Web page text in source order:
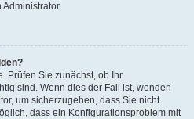
Prüfen Sie zunächst, ob Ihr
sind. Wenn dies der Fall ist, wenden
um sicherzugehen, dass Sie nicht
dass ein Konfigurationsproblem mit